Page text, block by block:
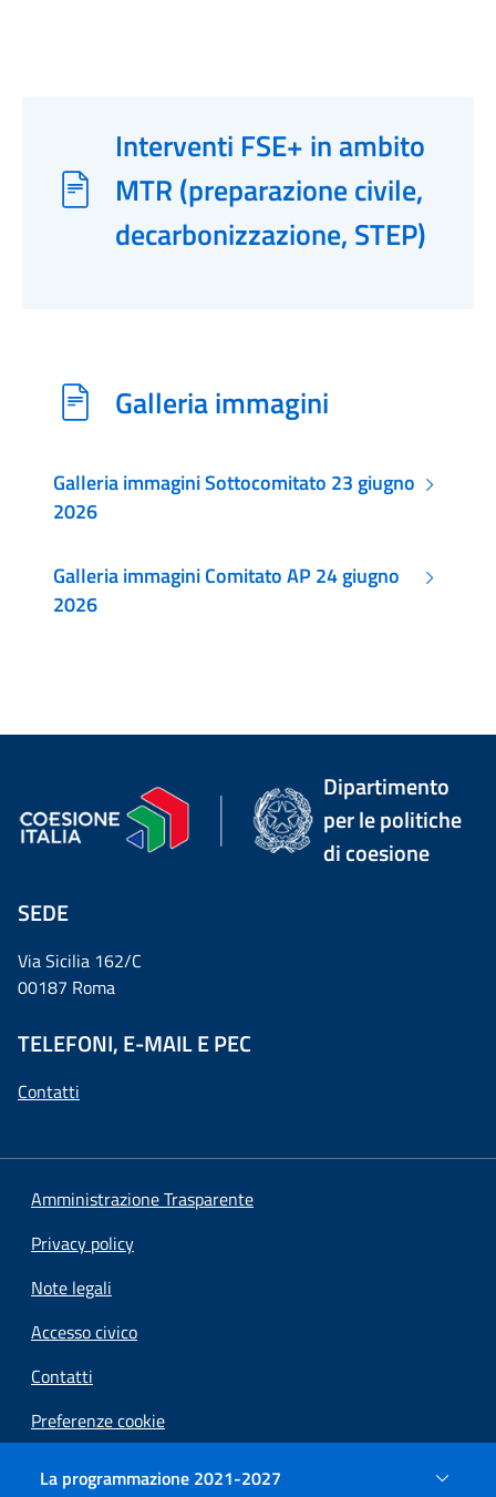
Interventi FSE+ in ambito
MTR (preparazione civile,
decarbonizzazione, STEP)
Galleria immagini
Galleria immagini Sottocomitato 23 giugno
2026
Galleria immagini Comitato AP 24 giugno
2026
La programmazione 2021-2027
Dipartimento
per le politiche
di coesione
SEDE
Via Sicilia 162/C
00187 Roma
TELEFONI, E-MAIL E PEC
Contatti
Amministrazione Trasparente
Privacy policy
Note legali
Accesso civico
Contatti
Preferenze cookie